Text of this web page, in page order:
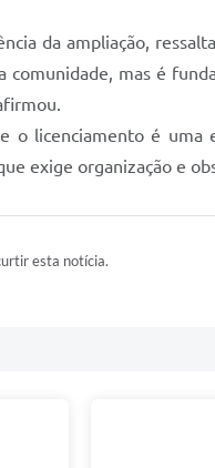
da ampliação,
comunidade, mas é
licenciamento é uma
exige organização e
esta notícia.